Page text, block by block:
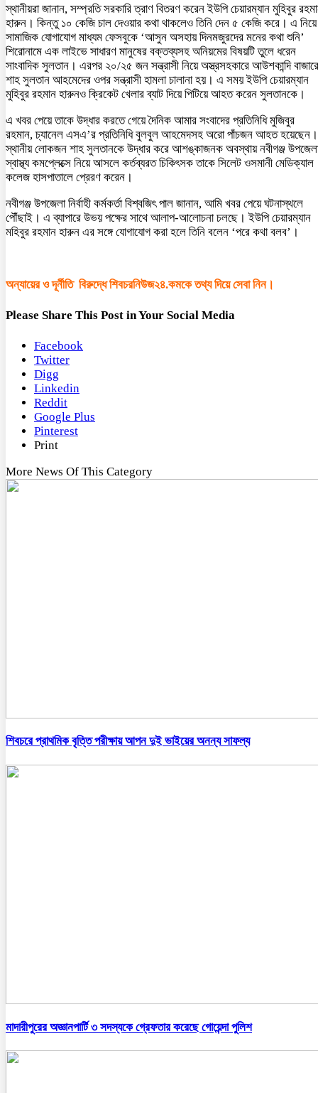
স্থানীয়রা জানান, সম্প্রতি সরকারি ত্রাণ বিতরণ করেন ইউপি চেয়ারম্যান মুহিবুর
হারুন। কিন্তু ১০ কেজি চাল দেওয়ার কথা থাকলেও তিনি দেন ৫ কেজি করে। এ নিয়ে
সামাজিক যোগাযোগ মাধ্যম ফেসবুকে ‘আসুন অসহায় দিনমজুরদের মনের কথা শুনি’
শিরোনামে এক লাইভে সাধারণ মানুষের বক্তব্যসহ অনিয়মের বিষয়টি তুলে ধরেন
সাংবাদিক সুলতান। এরপর ২০/২৫ জন সন্ত্রাসী নিয়ে অস্ত্রসহকারে আউশকান্দি বাজারে
শাহ সুলতান আহমেদের ওপর সন্ত্রাসী হামলা চালানা হয়। এ সময় ইউপি চেয়ারম্যান
মুহিবুর রহমান হারুনও ক্রিকেট খেলার ব্যাট দিয়ে পিটিয়ে আহত করেন সুলতানকে।
এ খবর পেয়ে তাকে উদ্ধার করতে গেয়ে দৈনিক আমার সংবাদের প্রতিনিধি মুজিবুর
রহমান, চ্যানেল এসএ’র প্রতিনিধি বুলবুল আহমেদসহ অরো পাঁচজন আহত হয়েছেন।
স্থানীয় লোকজন শাহ সুলতানকে উদ্ধার করে আশঙ্কাজনক অবস্থায় নবীগঞ্জ
স্বাস্থ্য কমপ্লেক্সে নিয়ে আসলে কর্তব্যরত চিকিৎসক তাকে সিলেট ওসমানী মেডিক্যাল
কলেজ হাসপাতালে প্রেরণ করেন।
নবীগঞ্জ উপজেলা নির্বাহী কর্মকর্তা বিশ্বজিৎ পাল জানান, আমি খবর পেয়ে ঘটনাস্থলে
পৌঁছাই। এ ব্যাপারে উভয় পক্ষের সাথে আলাপ-আলোচনা চলছে। ইউপি চেয়ারম্যান
মহিবুর রহমান হারুন এর সঙ্গে যোগাযোগ করা হলে তিনি বলেন ‘পরে কথা বলব’।
অন্যায়ের ও দূর্নীতি বিরুদ্ধে শিবচরনিউজ২৪.কমকে তথ্য দিয়ে সেবা নিন।
Please Share This Post in Your Social Media
Facebook
Twitter
Digg
Linkedin
Reddit
Google Plus
Pinterest
Print
More News Of This Category
শিবচরে প্রাথমিক বৃত্তি পরীক্ষায় আপন দুই ভাইয়ের অনন্য সাফল্য
মাদারীপুরের অজ্ঞানপার্টি ৩ সদস্যকে গ্রেফতার করেছে গোয়েন্দা পুলিশ